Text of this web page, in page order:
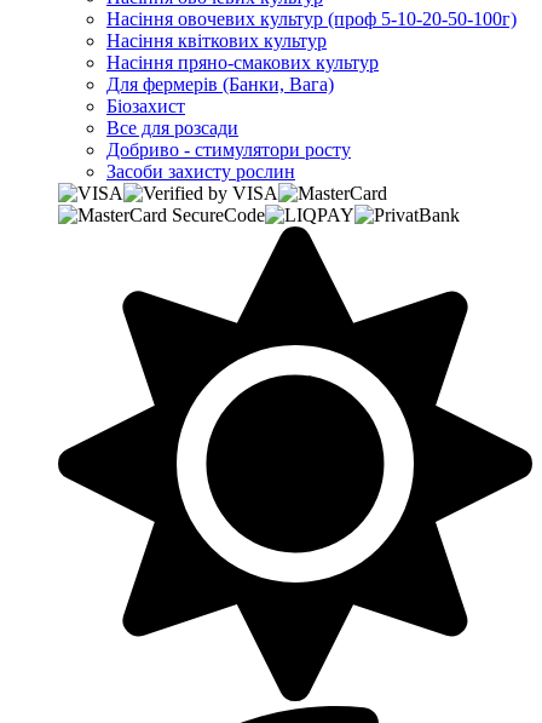
Насіння овочевих культур (проф 5-10-20-50-100г)
Насіння квіткових культур
Насіння пряно-смакових культур
Для фермерів (Банки, Вага)
Біозахист
Все для розсади
Добриво - стимулятори росту
Засоби захисту рослин